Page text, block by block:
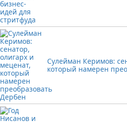
Сулейман Керимов:
который намерен